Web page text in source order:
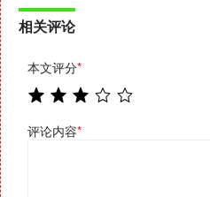
相关评论
本文评分*
评论内容*